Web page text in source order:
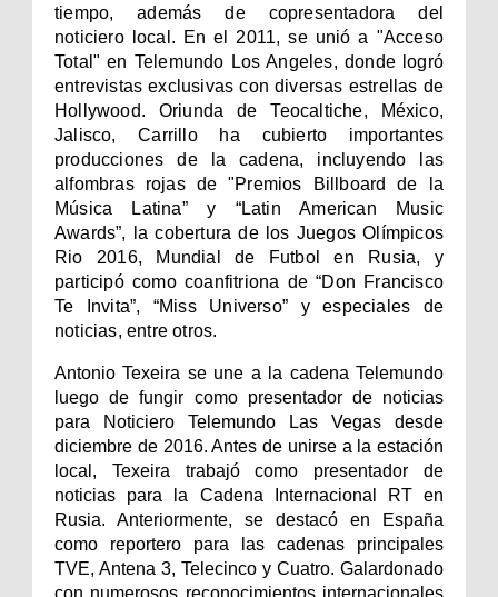
tiempo, además de copresentadora del
noticiero local. En el 2011, se unió a "Acceso
Total" en Telemundo Los Angeles, donde logró
entrevistas exclusivas con diversas estrellas de
Hollywood. Oriunda de Teocaltiche, México,
Jalisco, Carrillo ha cubierto importantes
producciones de la cadena, incluyendo las
alfombras rojas de "Premios Billboard de la
Música Latina” y “Latin American Music
Awards”, la cobertura de los Juegos Olímpicos
Rio 2016, Mundial de Futbol en Rusia, y
participó como coanfitriona de “Don Francisco
Te Invita”, “Miss Universo” y especiales de
noticias, entre otros.
Antonio Texeira se une a la cadena Telemundo
luego de fungir como presentador de noticias
para Noticiero Telemundo Las Vegas desde
diciembre de 2016. Antes de unirse a la estación
local, Texeira trabajó como presentador de
noticias para la Cadena Internacional RT en
Rusia. Anteriormente, se destacó en España
como reportero para las cadenas principales
TVE, Antena 3, Telecinco y Cuatro. Galardonado